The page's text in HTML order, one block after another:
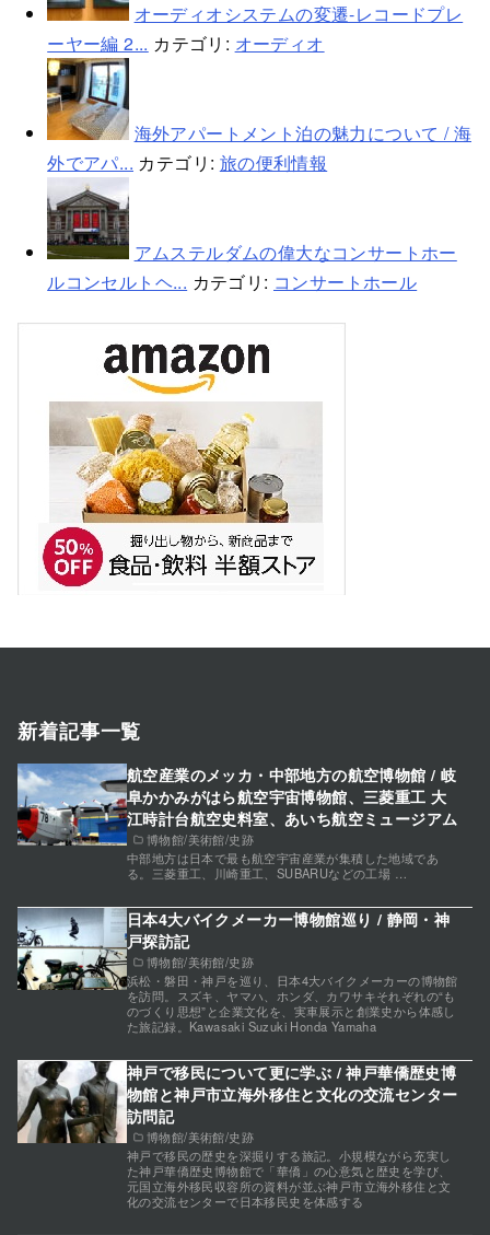
オーディオシステムの変遷-レコードプレ
ーヤー編 2... カテゴリ: オーディオ
海外アパートメント泊の魅力について / 海
外でアパ... カテゴリ: 旅の便利情報
アムステルダムの偉大なコンサートホー
ルコンセルトヘ... カテゴリ: コンサートホール
新着記事一覧
博物館/美術館/史跡
航空産業のメッカ・中部地方の航空博物館 / 岐
阜かかみがはら航空宇宙博物館、三菱重工 大
江時計台航空史料室、あいち航空ミュージアム
中部地方は日本で最も航空宇宙産業が集積した地域であ
る。三菱重工、川崎重工、SUBARUなどの工場 …
博物館/美術館/史跡
日本4大バイクメーカー博物館巡り / 静岡・神
戸探訪記
浜松・磐田・神戸を巡り、日本4大バイクメーカーの博物館
を訪問。スズキ、ヤマハ、ホンダ、カワサキそれぞれの“も
のづくり思想”と企業文化を、実車展示と創業史から体感し
た旅記録。Kawasaki Suzuki Honda Yamaha
博物館/美術館/史跡
神戸で移民について更に学ぶ / 神戸華僑歴史博
物館と神戸市立海外移住と文化の交流センター
訪問記
神戸で移民の歴史を深掘りする旅記。小規模ながら充実し
た神戸華僑歴史博物館で「華僑」の心意気と歴史を学び、
元国立海外移民収容所の資料が並ぶ神戸市立海外移住と文
化の交流センターで日本移民史を体感する